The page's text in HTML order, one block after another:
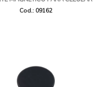
Cod.: 09162